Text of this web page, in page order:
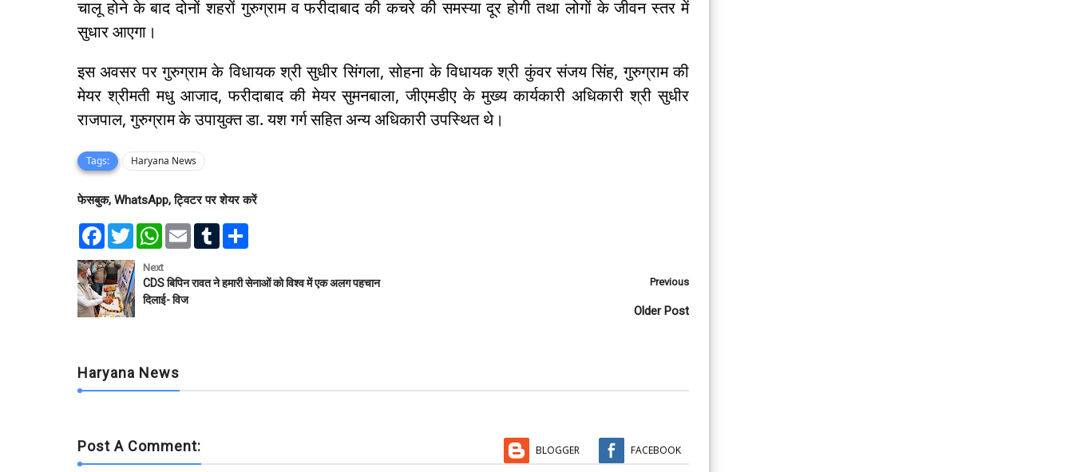
चालू होने के बाद दोनों शहरों गुरुग्राम व फरीदाबाद की कचरे की समस्या दूर होगी तथा लोगों के जीवन स्तर में
सुधार आएगा।
इस अवसर पर गुरुग्राम के विधायक श्री सुधीर सिंगला, सोहना के विधायक श्री कुंवर संजय सिंह, गुरुग्राम की
मेयर श्रीमती मधु आजाद, फरीदाबाद की मेयर सुमनबाला, जीएमडीए के मुख्य कार्यकारी अधिकारी श्री सुधीर
राजपाल, गुरुग्राम के उपायुक्त डा. यश गर्ग सहित अन्य अधिकारी उपस्थित थे।
Tags: Haryana News
फेसबुक, WhatsApp, ट्विटर पर शेयर करें
F
e
b
o
o
k
T
w
t
t
e
r
W
t
s
A
p
E
l
T
l
e
Next
CDS बिपिन रावत ने हमारी सेनाओं को विश्व में एक अलग पहचान
दिलाई- विज
Previous
Older Post
Haryana News
Post A Comment: BLOGGER FACEBOOK